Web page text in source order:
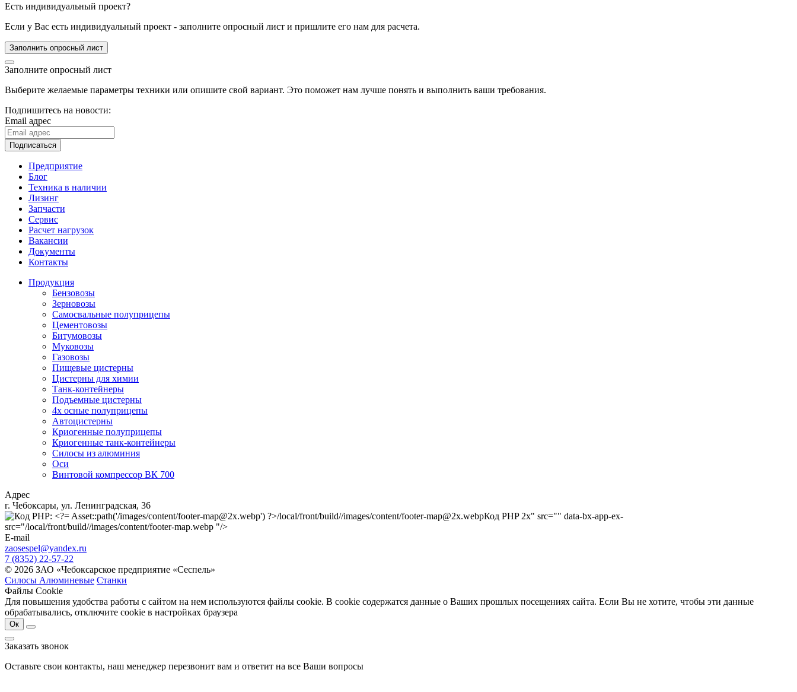
Есть индивидуальный проект?
Если у Вас есть индивидуальный проект - заполните опросный лист и пришлите его нам для расчета.
Заполнить опросный лист
Заполните опросный лист
Выберите желаемые параметры техники или опишите свой вариант. Это поможет нам лучше понять и выполнить ваши требования.
Подпишитесь на новости:
Email адрес
Подписаться
Предприятие
Блог
Техника в наличии
Лизинг
Запчасти
Сервис
Расчет нагрузок
Вакансии
Документы
Контакты
Продукция
Бензовозы
Зерновозы
Самосвальные полуприцепы
Цементовозы
Битумовозы
Муковозы
Газовозы
Пищевые цистерны
Цистерны для химии
Танк-контейнеры
Подъемные цистерны
4х осные полуприцепы
Автоцистерны
Криогенные полуприцепы
Криогенные танк-контейнеры
Силосы из алюминия
Оси
Винтовой компрессор ВК 700
Адрес
г. Чебоксары, ул. Ленинградская, 36
/local/front/build//images/content/footer-map@2x.webpКод PHP2x" src="" data-bx-app-ex-
src="/local/front/build//images/content/footer-map.webp "/>
E-mail
zaosespel@yandex.ru
7 (8352) 22-57-22
© 2026 ЗАО «Чебоксарское предприятие «Сеспель»
Силосы Алюминевые Станки
Файлы Cookie
Для повышения удобства работы с сайтом на нем используются файлы cookie. В cookie содержатся данные о Ваших прошлых посещениях сайта. Если Вы не хотите, чтобы эти данные
обрабатывались, отключите cookie в настройках браузера
Ок
Заказать звонок
Оставьте свои контакты, наш менеджер перезвонит вам и ответит на все Ваши вопросы